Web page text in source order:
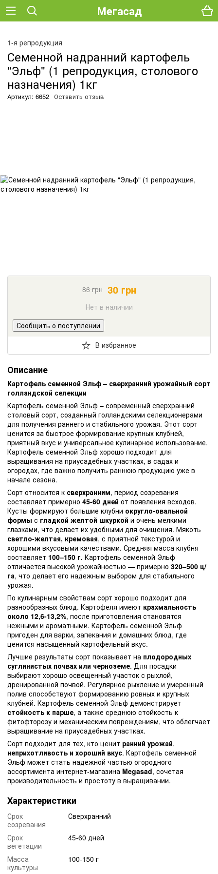
Мегасад
1-я репродукция
Семенной надранний картофель
"Эльф" (1 репродукция, столового
назначения) 1кг
Артикул: 6652 Оставить отзыв
86грн 30грн
Нет в наличии
Сообщить о поступлении
В избранное
Описание
Картофель семенной Эльф – сверхранний урожайный сорт
голландской селекции
Картофель семенной Эльф – современный сверхранний
столовый сорт, созданный голландскими селекционерами
для получения раннего и стабильного урожая. Этот сорт
ценится за быстрое формирование крупных клубней,
приятный вкус и универсальное кулинарное использование.
Картофель семенной Эльф хорошо подходит для
выращивания на приусадебных участках, в садах и
огородах, где важно получить раннюю продукцию уже в
начале сезона.
Сорт относится к сверхранним, период созревания
составляет примерно 45-60 дней от появления всходов.
Кусты формируют большие клубни округло-овальной
формы с гладкой желтой шкуркой и очень мелкими
глазками, что делает их удобными для очищения. Мякоть
светло-желтая, кремовая, с приятной текстурой и
хорошими вкусовыми качествами. Средняя масса клубня
составляет 100–150 г. Картофель семенной Эльф
отличается высокой урожайностью — примерно 320–500 ц/
га, что делает его надежным выбором для стабильного
урожая.
По кулинарным свойствам сорт хорошо подходит для
разнообразных блюд. Картофеля имеют крахмальность
около 12,6-13,2%, после приготовления становятся
нежными и ароматными. Картофель семенной Эльф
пригоден для варки, запекания и домашних блюд, где
ценится насыщенный картофельный вкус.
Лучшие результаты сорт показывает на плодородных
суглинистых почвах или черноземе. Для посадки
выбирают хорошо освещенный участок с рыхлой,
дренированной почвой. Регулярное рыхление и умеренный
полив способствуют формированию ровных и крупных
клубней. Картофель семенной Эльф демонстрирует
стойкость к парше, а также среднюю стойкость к
фитофторозу и механическим повреждениям, что облегчает
выращивание на приусадебных участках.
Сорт подходит для тех, кто ценит ранний урожай,
неприхотливость и хороший вкус. Картофель семенной
Эльф может стать надежной частью огородного
ассортимента интернет-магазина Megasad, сочетая
производительность и простоту в выращивании.
Характеристики
Срок
созревания
Сверхранний
Срок
вегетации
45-60 дней
Масса
культуры
100-150 г